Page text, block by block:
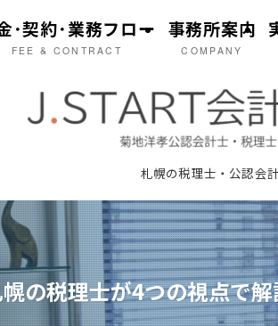
札幌の税理士・公認会
･契約･業務フロー
FEE & CONTRACT
事務所案内
COMPANY
の税理士が4つの視点で